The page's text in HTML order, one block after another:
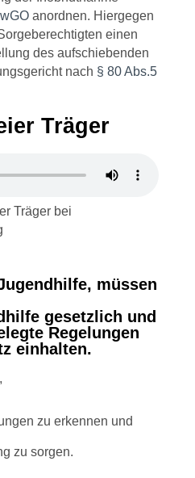
anordnen. Hiergegen
einen
des aufschiebenden
nach § 80 Abs.5
Träger
Träger bei
müssen
gesetzlich und
Regelungen
einhalten.
zu erkennen und
zu sorgen.